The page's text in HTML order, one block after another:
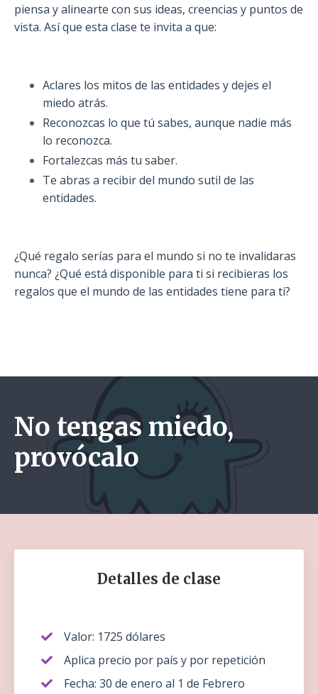
piensa y alinearte con sus ideas, creencias y puntos de
vista. Así que esta clase te invita a que:
Aclares los mitos de las entidades y dejes el
miedo atrás.
Reconozcas lo que tú sabes, aunque nadie más
lo reconozca.
Fortalezcas más tu saber.
Te abras a recibir del mundo sutil de las
entidades.
¿Qué regalo serías para el mundo si no te invalidaras
nunca? ¿Qué está disponible para ti si recibieras los
regalos que el mundo de las entidades tiene para ti?
No tengas miedo,
provócalo
Detalles de clase
Valor: 1725 dólares
Aplica precio por país y por repetición
Fecha: 30 de enero al 1 de Febrero